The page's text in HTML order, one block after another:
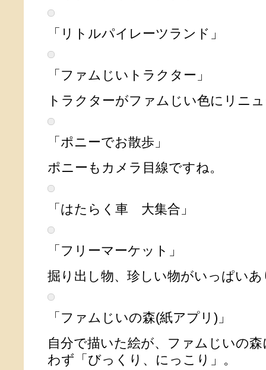
「リトルパイレーツランド」
「ファムじいトラクター」
トラクターがファムじい色にリニ
「ポニーでお散歩」
ポニーもカメラ目線ですね。
「はたらく車 大集合」
「フリーマーケット」
掘り出し物、珍しい物がいっぱい
「ファムじいの森(紙アプリ)」
自分で描いた絵が、ファムじいの
わず「びっくり、にっこり」。